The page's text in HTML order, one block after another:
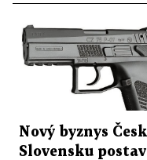
Nový byznys
Slovensku